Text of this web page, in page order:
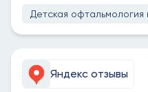
Детская офтальмология
Яндекс отзывы